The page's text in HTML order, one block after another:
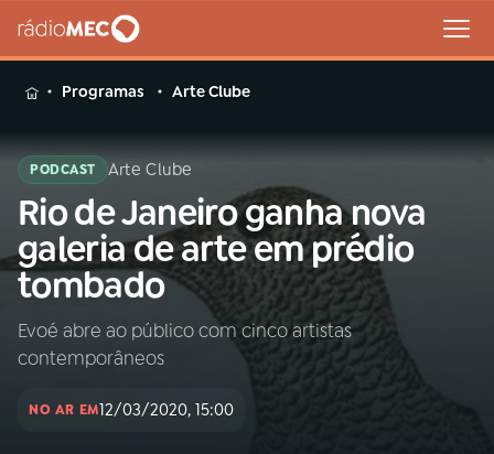
MENU
Buscar
na
Rádio
MEC
Buscar
Início AO VIVO
INÍCIO
Programas Arte Clube
PODCAST Arte Clube
Rio de Janeiro ganha nova
galeria de arte em prédio
tombado
Evoé abre ao público com cinco artistas
contemporâneos
NO AR EM12/03/2020, 15:00